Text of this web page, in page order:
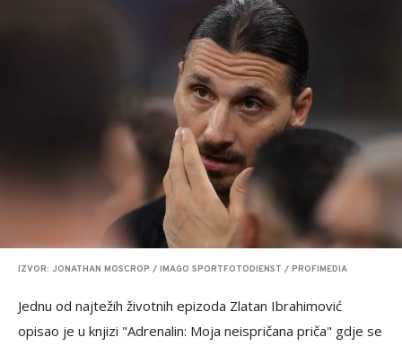
IZVOR: JONATHAN MOSCROP / IMAGO SPORTFOTODIENST / PROFIMEDIA
Jednu od najtežih životnih epizoda Zlatan Ibrahimović
opisao je u knjizi "Adrenalin: Moja neispričana priča" gdje se